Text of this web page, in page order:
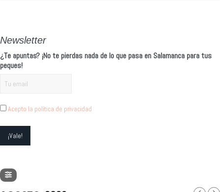
Newsletter
¿Te apuntas? ¡No te pierdas nada de lo que pasa en Salamanca para tus
peques!
Acepto la política de privacidad